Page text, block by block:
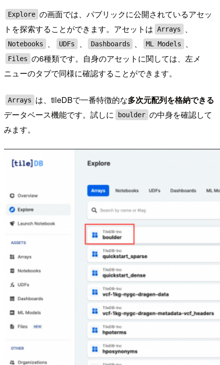
Explore の画面では、パブリックに公開されているアセッ
トを探索することができます。アセットは Arrays 、
Notebooks 、 UDFs 、 Dashboards 、 ML Models 、
Files の6種類です。自身のアセットに関しては、左メ
ニューのタブで同様に確認することができます。
Arrays は、tileDBで一番特徴的な多次元配列を格納できる
データベース機能です。試しに
boulder の中身を確認して
みます。